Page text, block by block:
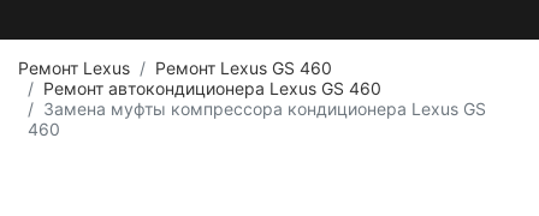
Ремонт Lexus
Ремонт Lexus GS 460
Ремонт автокондиционера Lexus GS 460
Замена муфты компрессора кондиционера Lexus GS
460